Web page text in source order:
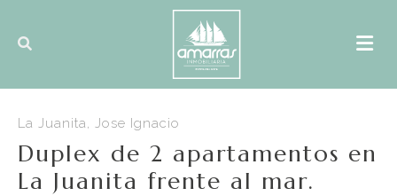
La Juanita, Jose Ignacio
Duplex de 2 apartamentos en
La Juanita frente al mar.